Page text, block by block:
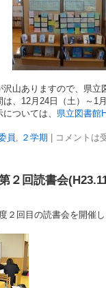
山ありますので、県立
、12月24日（土）～1
ついては、 県立図書館
員 , ２学期 コメントは
２回読書会
２回目の読書会を開催